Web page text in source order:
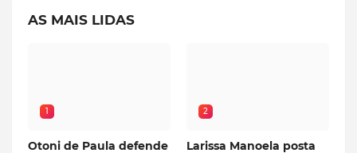
AS MAIS LIDAS
1
Otoni de Paula defende
2
Larissa Manoela posta